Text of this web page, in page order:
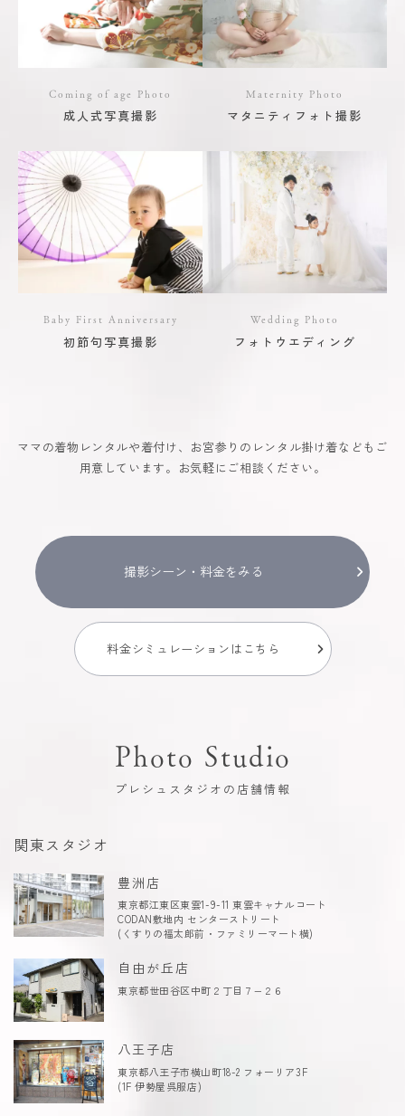
Coming of age Photo
成人式写真撮影
Maternity Photo
マタニティフォト撮影
Baby First Anniversary
初節句写真撮影
Wedding Photo
フォトウエディング
ママの着物レンタルや着付け、お宮参りのレンタル掛け着などもご
用意しています。お気軽にご相談ください。
撮影シーン・料金をみる
料金シミュレーションはこちら
Photo Studio
プレシュスタジオの店舗情報
関東スタジオ
豊洲店
東京都江東区東雲1-9-11 東雲キャナルコート
CODAN敷地内 センターストリート
(くすりの福太郎前・ファミリーマート横)
自由が丘店
東京都世田谷区中町２丁目７−２６
八王子店
東京都八王子市横山町18-2 フォーリア3F
(1F 伊勢屋呉服店)